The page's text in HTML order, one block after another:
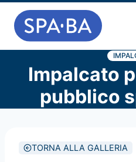
contenuto
Impalcato
pubblico
TORNA ALLA GALLERIA